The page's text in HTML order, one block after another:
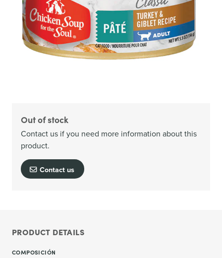
Out of stock
Contact us if you need more information about this
product.
Contact us
PRODUCT DETAILS
COMPOSICIÓN